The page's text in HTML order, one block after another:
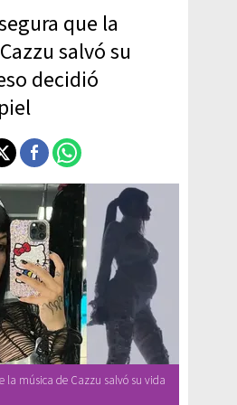
que la
salvó su
decidió
la música de Cazzu salvó su vida